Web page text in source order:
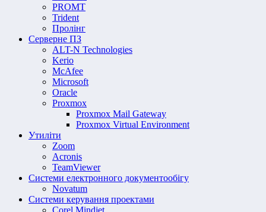
PROMT
Trident
Пролінг
Серверне ПЗ
ALT-N Technologies
Kerio
McAfee
Microsoft
Oracle
Proxmox
Proxmox Mail Gateway
Proxmox Virtual Environment
Утиліти
Zoom
Acronis
TeamViewer
Системи електронного документообігу
Novatum
Системи керування проектами
Corel Mindjet